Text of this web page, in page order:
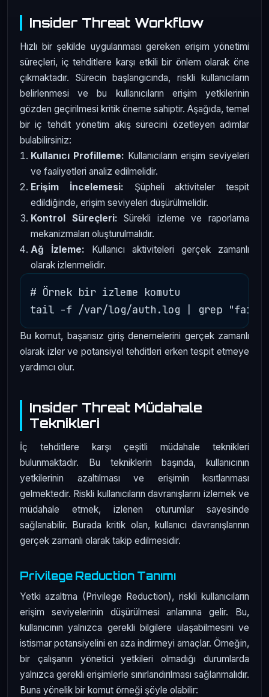
Insider Threat Workflow
Hızlı bir şekilde uygulanması gereken erişim yönetimi
süreçleri, iç tehditlere karşı etkili bir önlem olarak öne
çıkmaktadır. Sürecin başlangıcında, riskli kullanıcıların
belirlenmesi ve bu kullanıcıların erişim yetkilerinin
gözden geçirilmesi kritik öneme sahiptir. Aşağıda, temel
bir iç tehdit yönetim akış sürecini özetleyen adımlar
bulabilirsiniz:
Kullanıcı Profilleme: Kullanıcıların erişim seviyeleri
ve faaliyetleri analiz edilmelidir.
Erişim İncelemesi: Şüpheli aktiviteler tespit
edildiğinde, erişim seviyeleri düşürülmelidir.
Kontrol Süreçleri: Sürekli izleme ve raporlama
mekanizmaları oluşturulmalıdır.
Ağ İzleme: Kullanıcı aktiviteleri gerçek zamanlı
olarak izlenmelidir.
# Örnek bir izleme komutu
Bu komut, başarısız giriş denemelerini gerçek zamanlı
olarak izler ve potansiyel tehditleri erken tespit etmeye
yardımcı olur.
Insider Threat Müdahale
Teknikleri
İç tehditlere karşı çeşitli müdahale teknikleri
bulunmaktadır. Bu tekniklerin başında, kullanıcının
yetkilerinin azaltılması ve erişimin kısıtlanması
gelmektedir. Riskli kullanıcıların davranışlarını izlemek ve
müdahale etmek, izlenen oturumlar sayesinde
sağlanabilir. Burada kritik olan, kullanıcı davranışlarının
gerçek zamanlı olarak takip edilmesidir.
Privilege Reduction Tanımı
Yetki azaltma (Privilege Reduction), riskli kullanıcıların
erişim seviyelerinin düşürülmesi anlamına gelir. Bu,
kullanıcının yalnızca gerekli bilgilere ulaşabilmesini ve
istismar potansiyelini en aza indirmeyi amaçlar. Örneğin,
bir çalışanın yönetici yetkileri olmadığı durumlarda
yalnızca gerekli erişimlerle sınırlandırılması sağlanmalıdır.
Buna yönelik bir komut örneği şöyle olabilir: